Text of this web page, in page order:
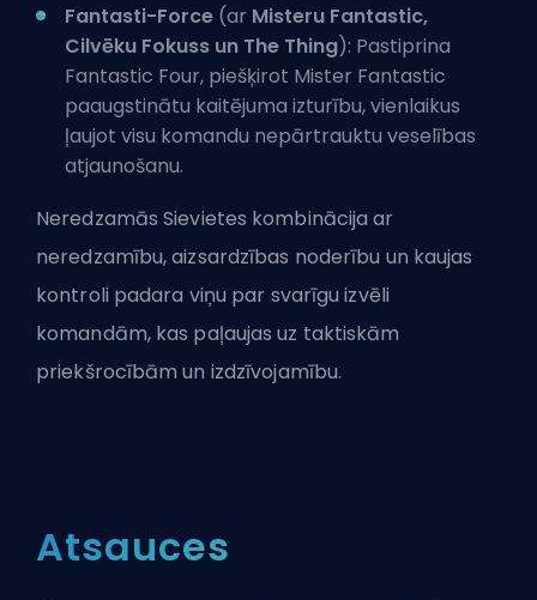
Fantasti-Force (ar Misteru Fantastic,
Cilvēku Fokuss un The Thing): Pastiprina
Fantastic Four, piešķirot Mister Fantastic
paaugstinātu kaitējuma izturību, vienlaikus
ļaujot visu komandu nepārtrauktu veselības
atjaunošanu.
Neredzamās Sievietes kombinācija ar
neredzamību, aizsardzības noderību un kaujas
kontroli padara viņu par svarīgu izvēli
komandām, kas paļaujas uz taktiskām
priekšrocībām un izdzīvojamību.
Atsauces